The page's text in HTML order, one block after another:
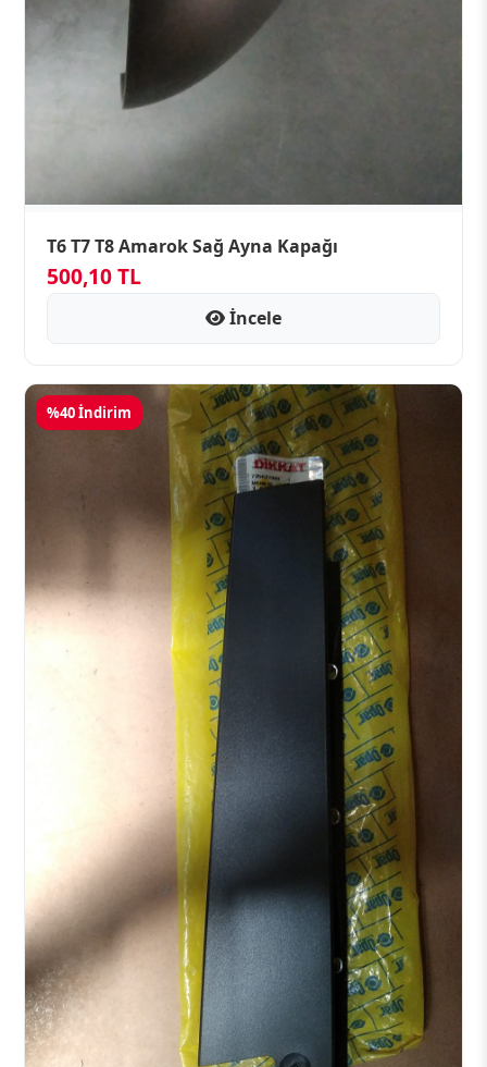
T6 T7 T8 Amarok Sağ Ayna Kapağı
500,10 TL
İncele
%40 İndirim